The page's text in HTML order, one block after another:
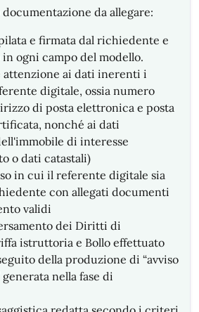
documentazione da allegare:
e firmata dal richiedente e
ogni campo del modello.
ai dati inerenti i
digitale, ossia numero
di posta elettronica e posta
nonché ai dati
di interesse
o dati catastali)
in cui il referente digitale sia
con allegati documenti
validi
dei Diritti di
istruttoria e Bollo effettuato
della produzione di “avviso
nella fase di